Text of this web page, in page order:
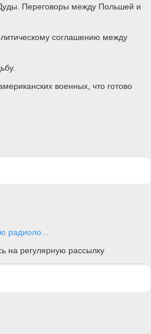
Переговоры между Польшей и
соглашению между
военных, что готово
радиоло...
на регулярную рассылку